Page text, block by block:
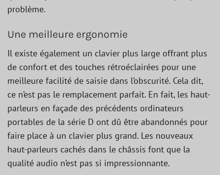
problème.
Une meilleure ergonomie
Il existe également un clavier plus large offrant plus
de confort et des touches rétroéclairées pour une
meilleure facilité de saisie dans l’obscurité. Cela dit,
ce n’est pas le remplacement parfait. En fait, les haut-
parleurs en façade des précédents ordinateurs
portables de la série D ont dû être abandonnés pour
faire place à un clavier plus grand. Les nouveaux
haut-parleurs cachés dans le châssis font que la
qualité audio n’est pas si impressionnante.